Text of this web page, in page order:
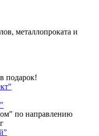
металлопроката и
подарок!
по направлению